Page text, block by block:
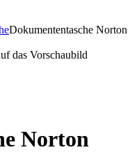
Dokumententasche Norton
das Vorschaubild
Norton